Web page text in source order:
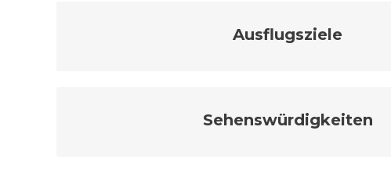
Ausflugsziele
Sehenswürdigkeiten